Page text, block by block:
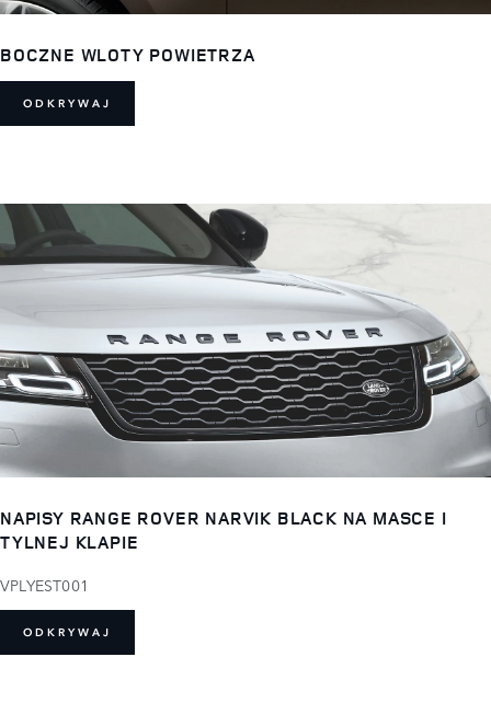
BOCZNE WLOTY POWIETRZA
ODKRYWAJ
NAPISY RANGE ROVER NARVIK BLACK NA MASCE I
TYLNEJ KLAPIE
VPLYEST001
ODKRYWAJ